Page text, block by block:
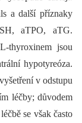
a další příznaky
aTPO, aTG.
thyroxinem jsou
hypotyreóza.
v odstupu
léčby; důvodem
se však často